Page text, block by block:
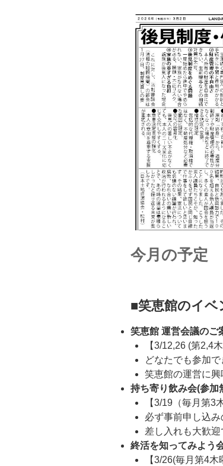
今月の予定
■笑恵館のイベ
笑恵館 運営会議のご
【3/12,26 (第2,4
どなたでも参加で
笑恵館の運営に興
持ち寄り飲み会(参加
【3/19（毎月第3
必ず事前申し込
差し入れも大歓迎
終活を知ってみよう
【3/26(毎月第4木